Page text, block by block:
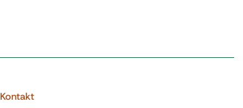
Kontakt